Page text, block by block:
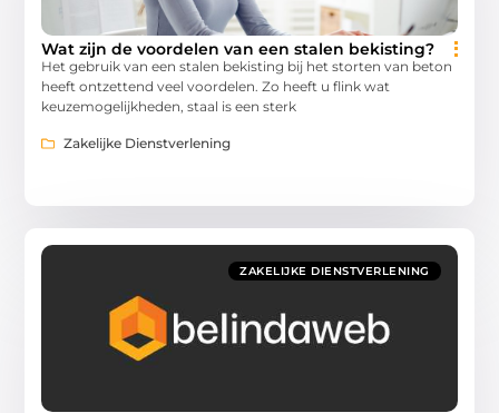
Wat zijn de voordelen van een stalen bekisting?
Het gebruik van een stalen bekisting bij het storten van beton
heeft ontzettend veel voordelen. Zo heeft u flink wat
keuzemogelijkheden, staal is een sterk
Zakelijke Dienstverlening
ZAKELIJKE DIENSTVERLENING